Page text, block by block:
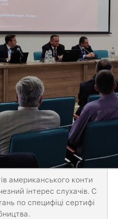
американського конти
інтерес слухачів. С
по специфіці сертифі